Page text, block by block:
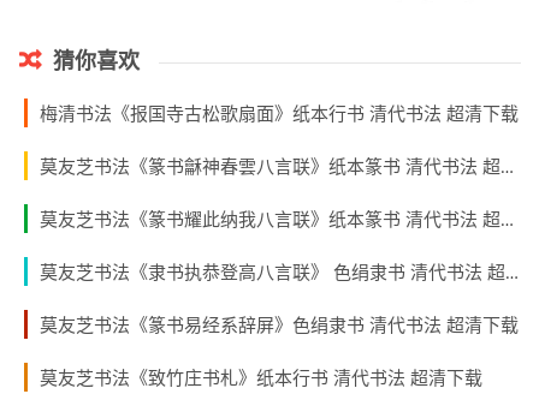
猜你喜欢
梅清书法《报国寺古松歌扇面》纸本行书 清代书法 超清下载
莫友芝书法《篆书龢神春雲八言联》纸本篆书 清代书法 超清下载
莫友芝书法《篆书耀此纳我八言联》纸本篆书 清代书法 超清下载
莫友芝书法《隶书执恭登高八言联》 色绢隶书 清代书法 超清下载
莫友芝书法《篆书易经系辞屏》色绢隶书 清代书法 超清下载
莫友芝书法《致竹庄书札》纸本行书 清代书法 超清下载